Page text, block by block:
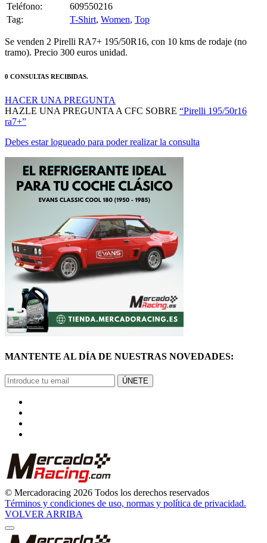
Teléfono:
609550216
Tag:
T-Shirt, Women, Top
Se venden 2 Pirelli RA7+ 195/50R16, con 10 kms de rodaje (no
tramo). Precio 300 euros unidad.
0 CONSULTAS RECIBIDAS.
HACER UNA PREGUNTA
HAZLE UNA PREGUNTA A CFC SOBRE “Pirelli 195/50r16
ra7+”
Debes estar logueado para poder realizar la consulta
MANTENTE AL DÍA DE NUESTRAS NOVEDADES:
ÚNETE
© Mercadoracing 2026 Todos los derechos reservados
Términos y condiciones de uso, normas y política de privacidad.
VOLVER ARRIBA